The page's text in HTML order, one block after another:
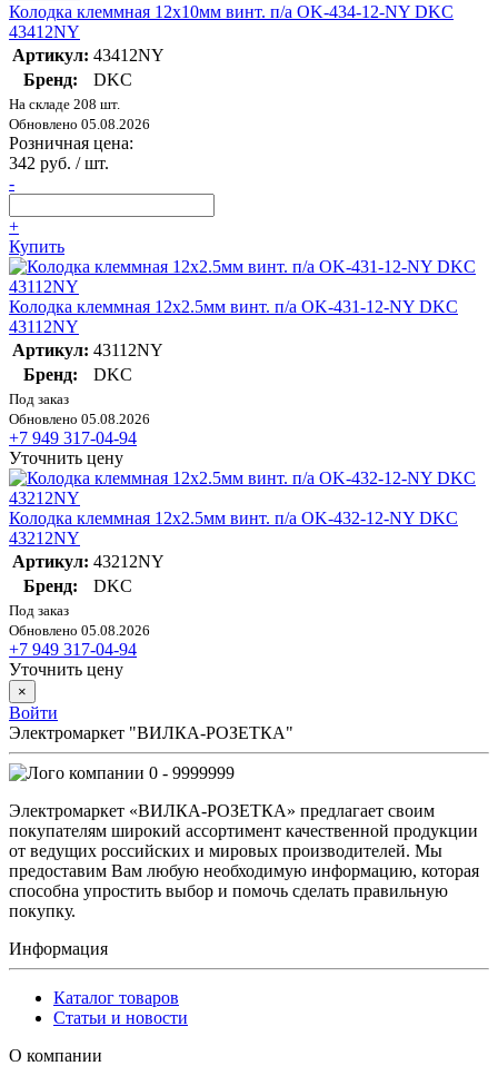
Колодка клеммная 12х10мм винт. п/а OK-434-12-NY DKC
43412NY
Артикул: 43412NY
Бренд:
DKC
На складе 208 шт.
Обновлено 05.08.2026
Розничная цена:
342 руб. / шт.
-
+
Купить
Колодка клеммная 12х2.5мм винт. п/а OK-431-12-NY DKC
43112NY
Артикул: 43112NY
Бренд:
DKC
Под заказ
Обновлено 05.08.2026
+7 949 317-04-94
Уточнить цену
Колодка клеммная 12х2.5мм винт. п/а OK-432-12-NY DKC
43212NY
Артикул: 43212NY
Бренд:
DKC
Под заказ
Обновлено 05.08.2026
+7 949 317-04-94
Уточнить цену
×
Войти
Электромаркет "ВИЛКА-РОЗЕТКА"
0 - 9999999
Электромаркет «ВИЛКА-РОЗЕТКА» предлагает своим
покупателям широкий ассортимент качественной продукции
от ведущих российских и мировых производителей. Мы
предоставим Вам любую необходимую информацию, которая
способна упростить выбор и помочь сделать правильную
покупку.
Информация
Каталог товаров
Статьи и новости
О компании